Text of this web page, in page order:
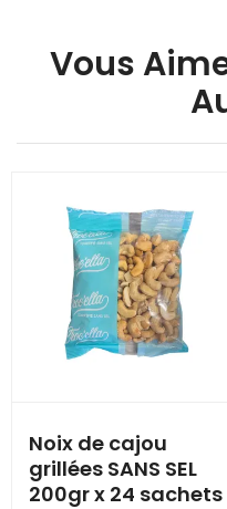
Vous
Noix de cajou
grillées SANS SEL
200gr x 24 sachets